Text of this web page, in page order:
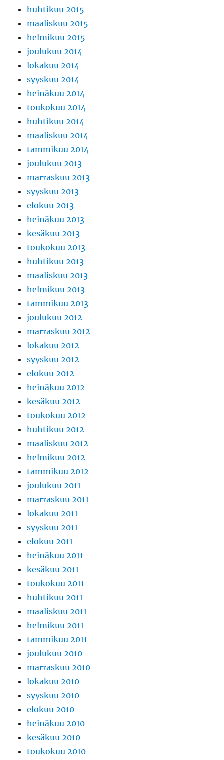
huhtikuu 2015
maaliskuu 2015
helmikuu 2015
joulukuu 2014
lokakuu 2014
syyskuu 2014
heinäkuu 2014
toukokuu 2014
huhtikuu 2014
maaliskuu 2014
tammikuu 2014
joulukuu 2013
marraskuu 2013
syyskuu 2013
elokuu 2013
heinäkuu 2013
kesäkuu 2013
toukokuu 2013
huhtikuu 2013
maaliskuu 2013
helmikuu 2013
tammikuu 2013
joulukuu 2012
marraskuu 2012
lokakuu 2012
syyskuu 2012
elokuu 2012
heinäkuu 2012
kesäkuu 2012
toukokuu 2012
huhtikuu 2012
maaliskuu 2012
helmikuu 2012
tammikuu 2012
joulukuu 2011
marraskuu 2011
lokakuu 2011
syyskuu 2011
elokuu 2011
heinäkuu 2011
kesäkuu 2011
toukokuu 2011
huhtikuu 2011
maaliskuu 2011
helmikuu 2011
tammikuu 2011
joulukuu 2010
marraskuu 2010
lokakuu 2010
syyskuu 2010
elokuu 2010
heinäkuu 2010
kesäkuu 2010
toukokuu 2010